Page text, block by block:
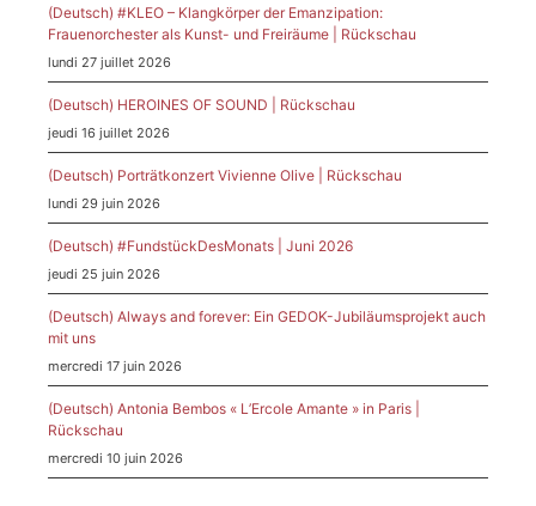
(Deutsch) #KLEO – Klangkörper der Emanzipation:
Frauenorchester als Kunst- und Freiräume | Rückschau
lundi 27 juillet 2026
(Deutsch) HEROINES OF SOUND | Rückschau
jeudi 16 juillet 2026
(Deutsch) Porträtkonzert Vivienne Olive | Rückschau
lundi 29 juin 2026
(Deutsch) #FundstückDesMonats | Juni 2026
jeudi 25 juin 2026
(Deutsch) Always and forever: Ein GEDOK-Jubiläumsprojekt auch
mit uns
mercredi 17 juin 2026
(Deutsch) Antonia Bembos « L’Ercole Amante » in Paris |
Rückschau
mercredi 10 juin 2026